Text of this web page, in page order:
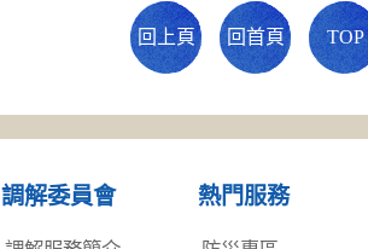
回上頁 回首頁 TOP
調解委員會 熱門服務